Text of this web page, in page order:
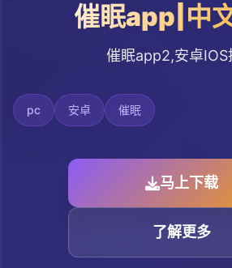
催眠app|中
催眠app2,安卓IOS
pc 安卓 催眠
马上下载
了解更多